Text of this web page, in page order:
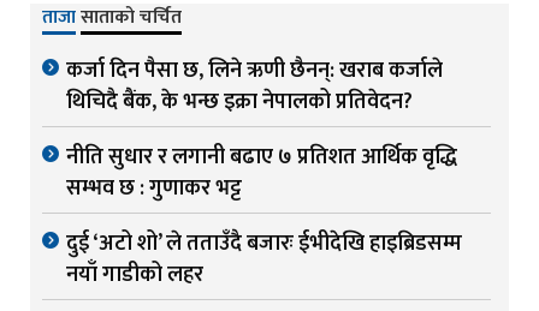
ताजासाताको चर्चित
कर्जा दिन पैसा छ, लिने ऋणी छैनन्: खराब कर्जाले
थिचिदै बैंक, के भन्छ इक्रा नेपालको प्रतिवेदन?
नीति सुधार र लगानी बढाए ७ प्रतिशत आर्थिक वृद्धि
सम्भव छ : गुणाकर भट्ट
दुई ‘अटो शो’ ले तताउँदै बजारः ईभीदेखि हाइब्रिडसम्म
नयाँ गाडीको लहर